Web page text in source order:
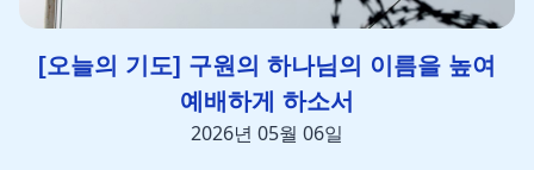
[오늘의 기도] 구원의 하나님의 이름을 높여
예배하게 하소서
2026년 05월 06일